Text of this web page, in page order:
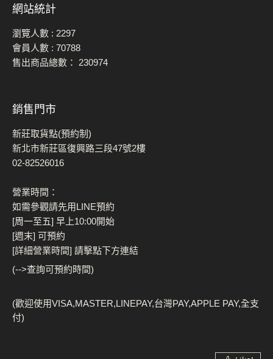
網站統計
瀏覽人數 : 2297
會員人數 : 70788
售出商品總數： 230974
銷售門市
新莊取貨點(預約制)
新北市新莊區復興路三段47號2樓
02-82526016
營業時間：
如需參觀請先用LINE預約
[周一至五] 早上10:00開始
[週末] 可預約
[詳細營業時間] 請擊點下方連結
(-->查詢可預約時間)
(歡迎使用VISA,MASTER,LINEPAY,台灣PAY,APPLE PAY,全支
付)